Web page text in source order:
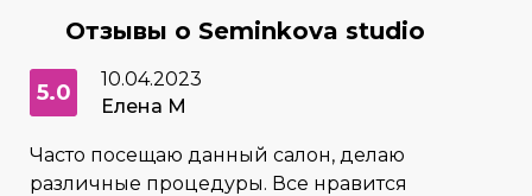
Отзывы о Seminkova studio
5.0
10.04.2023
Елена М
Часто посещаю данный салон, делаю
различные процедуры. Все нравится